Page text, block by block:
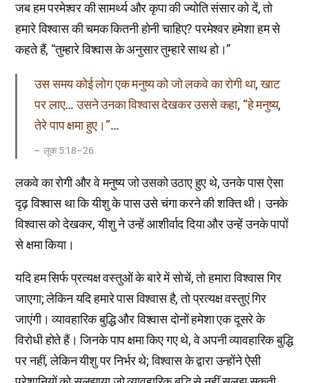
जब हम परमेश्वर की सामर्थ्य और कृपा की ज्योति संसार को दें, तो
हमारे विश्वास की चमक कितनी होनी चाहिए? परमेश्वर हमेशा हम से
कहते हैं, “तुम्हारे विश्वास के अनुसार तुम्हारे साथ हो।”
उस समय कोई लोग एक मनुष्य को जो लकवे का रोगी था, खाट
पर लाए… उसने उनका विश्वास देखकर उससे कहा, “हे मनुष्य,
तेरे पाप क्षमा हुए।”…
लूक 5:18–26
लकवे का रोगी और वे मनुष्य जो उसको उठाए हुए थे, उनके पास ऐसा
दृढ़ विश्वास था कि यीशु के पास उसे चंगा करने की शक्ति थी। उनके
विश्वास को देखकर, यीशु ने उन्हें आशीर्वाद दिया और उन्हें उनके पापों
से क्षमा किया।
यदि हम सिर्फ प्रत्यक्ष वस्तुओं के बारे में सोचें, तो हमारा विश्वास गिर
जाएगा; लेकिन यदि हमारे पास विश्वास है, तो प्रत्यक्ष वस्तुएं गिर
जाएंगी। व्यावहारिक बुद्धि और विश्वास दोनों हमेशा एक दूसरे के
विरोधी होते हैं। जिनके पाप क्षमा किए गए थे, वे अपनी व्यावहारिक बुद्धि
पर नहीं, लेकिन यीशु पर निर्भर थे; विश्वास के द्वारा उन्होंने ऐसी